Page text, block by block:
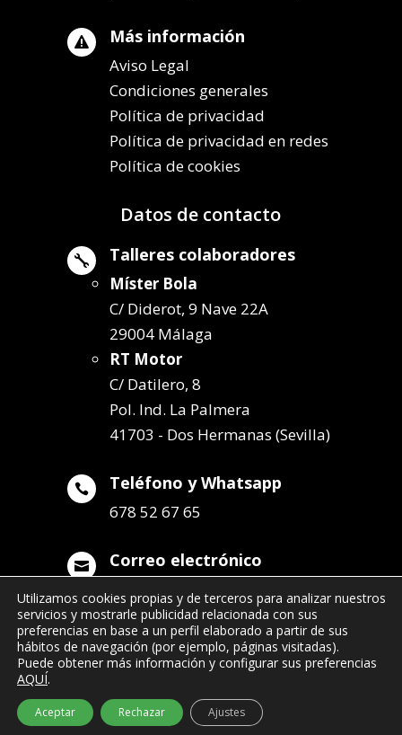
 Más información
Aviso Legal
Condiciones generales
Política de privacidad
Política de privacidad en redes
Política de cookies
Datos de contacto
 Talleres colaboradores
Míster Bola
C/ Diderot, 9 Nave 22A
29004 Málaga
RT Motor
C/ Datilero, 8
Pol. Ind. La Palmera
41703 - Dos Hermanas (Sevilla)
 Teléfono y Whatsapp
678 52 67 65
 Correo electrónico
info@remolqueszabala.com
- info@remolqueszabala.com
Utilizamos cookies propias y de terceros para analizar nuestros
servicios y mostrarle publicidad relacionada con sus
preferencias en base a un perfil elaborado a partir de sus
hábitos de navegación (por ejemplo, páginas visitadas).
Puede obtener más información y configurar sus preferencias
AQUÍ.
Aceptar Rechazar Ajustes